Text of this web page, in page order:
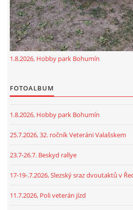
1.8.2026, Hobby park Bohumín
FOTOALBUM
1.8.2026, Hobby park Bohumín
25.7.2026, 32. ročník Veteráni Valašskem
23.7-26.7. Beskyd rallye
17-19-.7.2026, Slezský sraz dvoutaktů v
11.7.2026, Poli veterán jízd